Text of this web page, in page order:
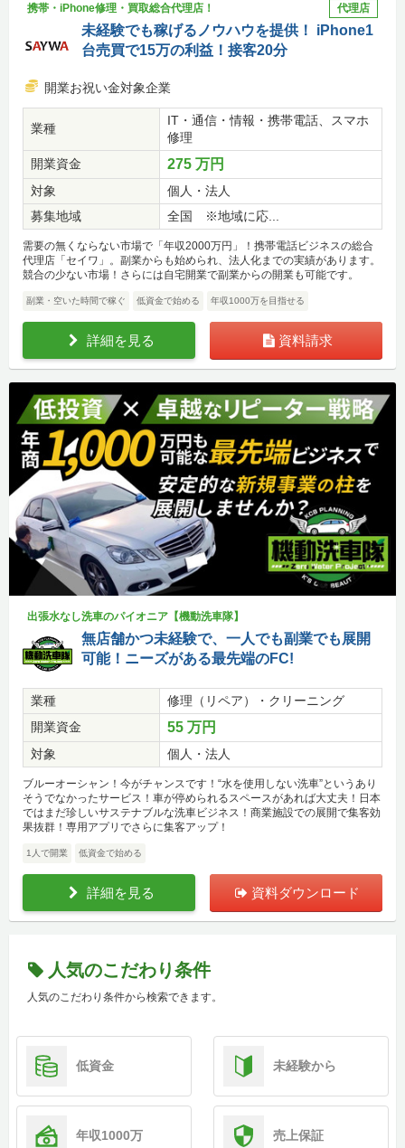
携帯・iPhone修理・買取総合代理店！ 代理店
未経験でも稼げるノウハウを提供！ iPhone1
台売買で15万の利益！接客20分
開業お祝い金対象企業
業種
IT・通信・情報・携帯電話、スマホ
修理
開業資金
275 万円
対象
個人・法人
募集地域
全国 ※地域に応...
需要の無くならない市場で「年収2000万円」！携帯電話ビジネスの総合
代理店「セイワ」。副業からも始められ、法人化までの実績があります。
競合の少ない市場！さらには自宅開業で副業からの開業も可能です。
副業・空いた時間で稼ぐ 低資金で始める 年収1000万を目指せる
詳細を見る 資料請求
出張水なし洗車のパイオニア【機動洗車隊】
無店舗かつ未経験で、一人でも副業でも展開
可能！ニーズがある最先端のFC!
業種
修理（リペア）・クリーニング
開業資金
55 万円
対象 個人・法人
ブルーオーシャン！今がチャンスです！“水を使用しない洗車”というあり
そうでなかったサービス！車が停められるスペースがあれば大丈夫！日本
ではまだ珍しいサステナブルな洗車ビジネス！商業施設での展開で集客効
果抜群！専用アプリでさらに集客アップ！
1人で開業 低資金で始める
詳細を見る 資料ダウンロード
人気のこだわり条件
人気のこだわり条件から検索できます。
低資金 未経験から
年収1000万 売上保証